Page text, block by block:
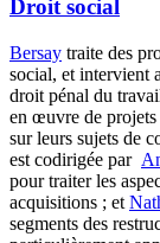
Droit social
Bersay traite des
social, et intervient
droit pénal du
en œuvre de projets
sur leurs sujets de
est codirigée par
pour traiter les
acquisitions ; et
segments des